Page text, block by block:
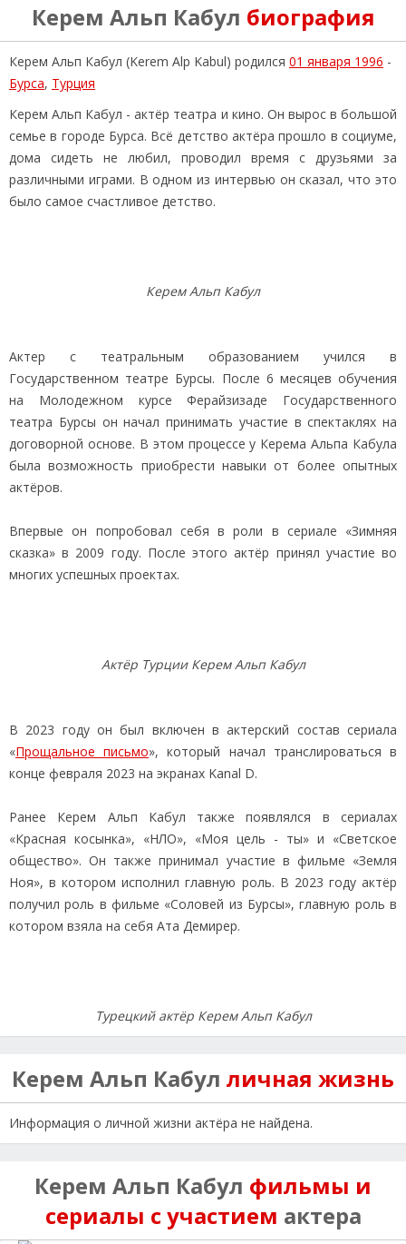
Керем Альп Кабул биография
Керем Альп Кабул (Kerem Alp Kabul) родился 01 января 1996 -
Бурса, Турция
Керем Альп Кабул - актёр театра и кино. Он вырос в большой
семье в городе Бурса. Всё детство актёра прошло в социуме,
дома сидеть не любил, проводил время с друзьями за
различными играми. В одном из интервью он сказал, что это
было самое счастливое детство.
Керем Альп Кабул
Актер с театральным образованием учился в
Государственном театре Бурсы. После 6 месяцев обучения
на Молодежном курсе Ферайзизаде Государственного
театра Бурсы он начал принимать участие в спектаклях на
договорной основе. В этом процессе у Керема Альпа Кабула
была возможность приобрести навыки от более опытных
актёров.
Впервые он попробовал себя в роли в сериале «Зимняя
сказка» в 2009 году. После этого актёр принял участие во
многих успешных проектах.
Актёр Турции Керем Альп Кабул
В 2023 году он был включен в актерский состав сериала
«Прощальное письмо», который начал транслироваться в
конце февраля 2023 на экранах Kanal D.
Ранее Керем Альп Кабул также появлялся в сериалах
«Красная косынка», «НЛО», «Моя цель - ты» и «Светское
общество». Он также принимал участие в фильме «Земля
Ноя», в котором исполнил главную роль. В 2023 году актёр
получил роль в фильме «Соловей из Бурсы», главную роль в
котором взяла на себя Ата Демирер.
Турецкий актёр Керем Альп Кабул
Керем Альп Кабул личная жизнь
Информация о личной жизни актёра не найдена.
Керем Альп Кабул фильмы и
сериалы с участием актера